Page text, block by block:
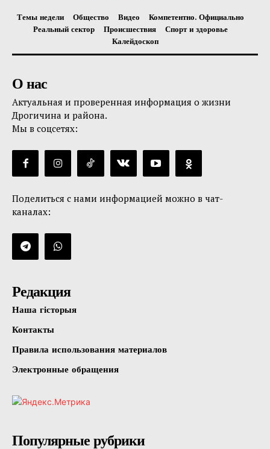
Темы недели Общество Видео
Компетентно. Официально
Реальный сектор
Происшествия
Спорт и здоровье
Калейдоскоп
О нас
Актуальная и проверенная информация о жизни
Дрогичина и района.
Мы в соцсетях:
Поделиться с нами информацией можно в чат-
каналах:
Редакция
Наша гісторыя
Контакты
Правила использования материалов
Электронные обращения
Популярные рубрики